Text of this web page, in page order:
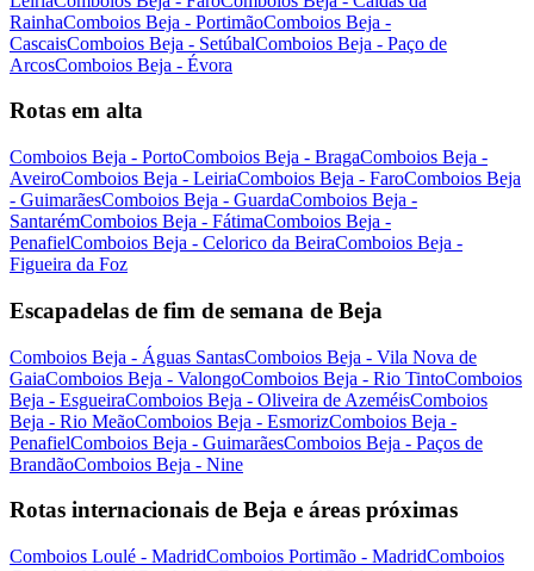
RainhaComboios Beja - PortimãoComboios Beja -
CascaisComboios Beja - SetúbalComboios Beja - Paço de
ArcosComboios Beja - Évora
Rotas em alta
Comboios Beja - PortoComboios Beja - BragaComboios Beja -
AveiroComboios Beja - LeiriaComboios Beja - FaroComboios Beja
- GuimarãesComboios Beja - GuardaComboios Beja -
SantarémComboios Beja - FátimaComboios Beja -
PenafielComboios Beja - Celorico da BeiraComboios Beja -
Figueira da Foz
Escapadelas de fim de semana de Beja
Comboios Beja - Águas SantasComboios Beja - Vila Nova de
GaiaComboios Beja - ValongoComboios Beja - Rio TintoComboios
Beja - EsgueiraComboios Beja - Oliveira de AzeméisComboios
Beja - Rio MeãoComboios Beja - EsmorizComboios Beja -
PenafielComboios Beja - GuimarãesComboios Beja - Paços de
BrandãoComboios Beja - Nine
Rotas internacionais de Beja e áreas próximas
Comboios Loulé - MadridComboios Portimão - MadridComboios